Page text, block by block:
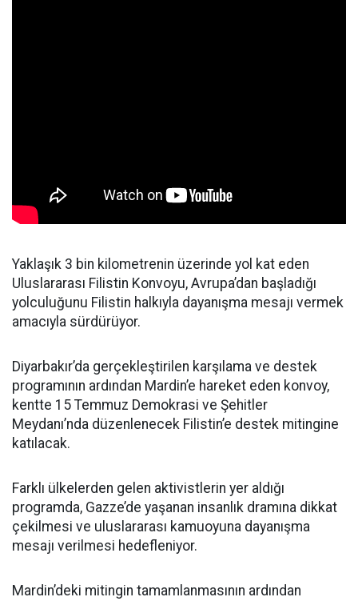
Yaklaşık 3 bin kilometrenin üzerinde yol kat eden
Uluslararası Filistin Konvoyu, Avrupa’dan başladığı
yolculuğunu Filistin halkıyla dayanışma mesajı vermek
amacıyla sürdürüyor.
Diyarbakır’da gerçekleştirilen karşılama ve destek
programının ardından Mardin’e hareket eden konvoy,
kentte 15 Temmuz Demokrasi ve Şehitler
Meydanı’nda düzenlenecek Filistin’e destek mitingine
katılacak.
Farklı ülkelerden gelen aktivistlerin yer aldığı
programda, Gazze’de yaşanan insanlık dramına dikkat
çekilmesi ve uluslararası kamuoyuna dayanışma
mesajı verilmesi hedefleniyor.
Mardin’deki mitingin tamamlanmasının ardından